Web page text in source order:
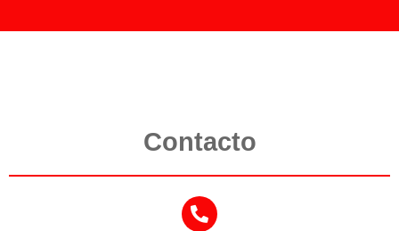
Contacto